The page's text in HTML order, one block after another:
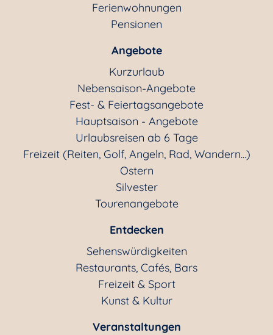
Ferienwohnungen
Pensionen
Angebote
Kurzurlaub
Nebensaison-Angebote
Fest- & Feiertagsangebote
Hauptsaison - Angebote
Urlaubsreisen ab 6 Tage
Freizeit (Reiten, Golf, Angeln, Rad, Wandern...)
Ostern
Silvester
Tourenangebote
Entdecken
Sehenswürdigkeiten
Restaurants, Cafés, Bars
Freizeit & Sport
Kunst & Kultur
Veranstaltungen